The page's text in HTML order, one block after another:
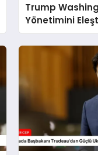
Trump
Yönetimini